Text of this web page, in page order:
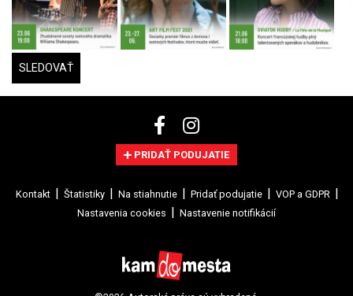
SLEDOVAŤ
PRIDAŤ PODUJATIE
Kontakt Štatistiky Na stiahnutie Pridať podujatie
VOP a GDPR
Nastavenia cookies
Nastavenie notifikácií